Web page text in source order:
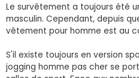
Le survêtement a toujours été
masculin. Cependant, depuis
vêtement pour homme est au
S'il existe toujours en version
jogging homme pas cher se